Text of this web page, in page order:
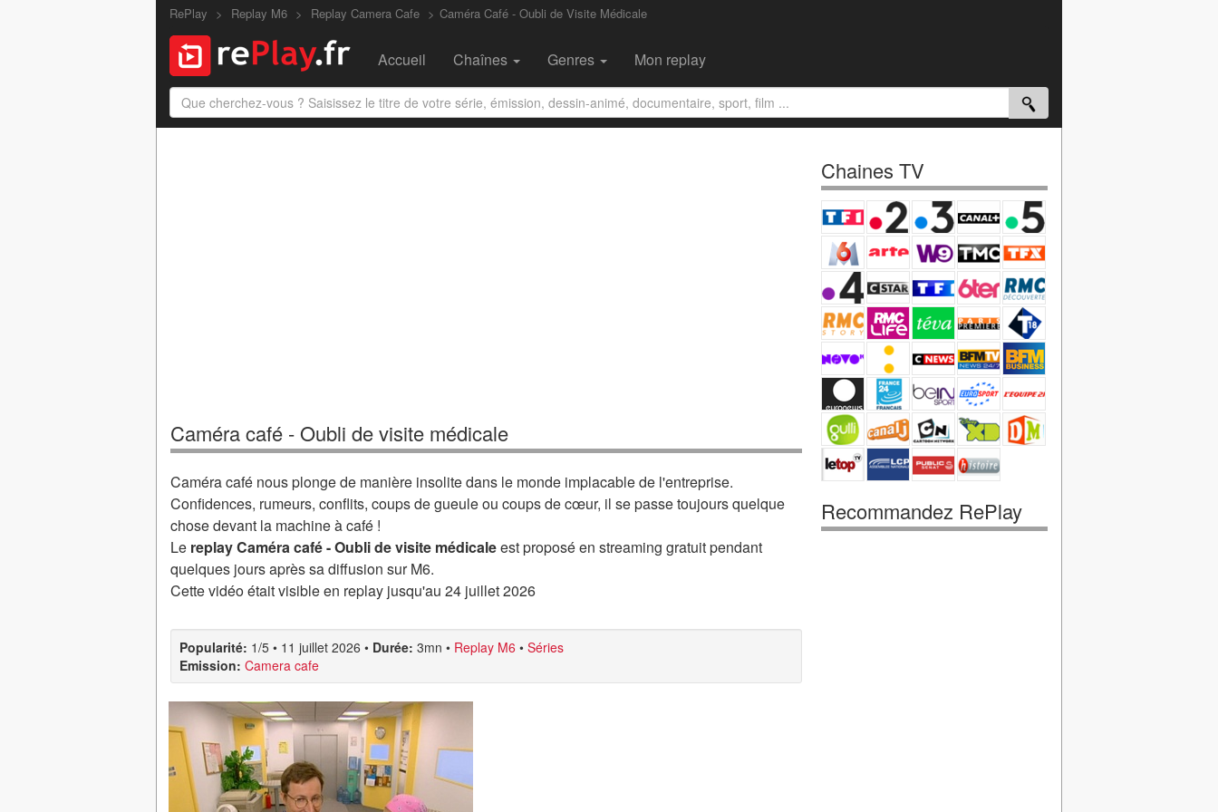
RePlay Replay M6 Replay Camera Cafe Caméra Café - Oubli de Visite Médicale
Accueil Chaînes Genres Mon replay
Caméra café - Oubli de visite médicale
Caméra café nous plonge de manière insolite dans le monde implacable de l'entreprise.
Confidences, rumeurs, conflits, coups de gueule ou coups de cœur, il se passe toujours quelque
chose devant la machine à café !
Le replay Caméra café - Oubli de visite médicaleest proposé en streaming gratuit pendant
quelques jours après sa diffusion sur M6.
Cette vidéo était visible en replay jusqu'au 24 juillet 2026
Popularité: 1/5 • 11 juillet 2026 • Durée: 3mn • Replay M6 • Séries
Emission: Camera cafe
Chaines TV
Recommandez RePlay